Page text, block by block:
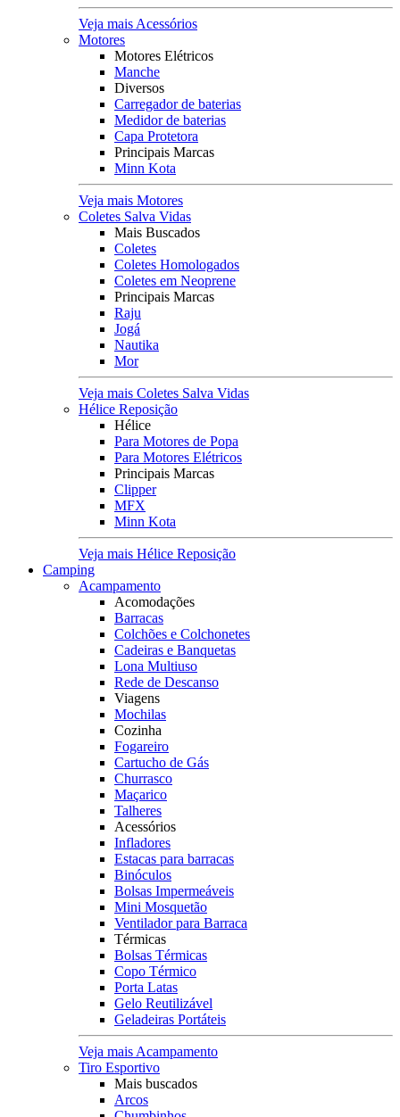
Veja mais Acessórios
Motores
Motores Elétricos
Manche
Diversos
Carregador de baterias
Medidor de baterias
Capa Protetora
Principais Marcas
Minn Kota
Veja mais Motores
Coletes Salva Vidas
Mais Buscados
Coletes
Coletes Homologados
Coletes em Neoprene
Principais Marcas
Raju
Jogá
Nautika
Mor
Veja mais Coletes Salva Vidas
Hélice Reposição
Hélice
Para Motores de Popa
Para Motores Elétricos
Principais Marcas
Clipper
MFX
Minn Kota
Veja mais Hélice Reposição
Camping
Acampamento
Acomodações
Barracas
Colchões e Colchonetes
Cadeiras e Banquetas
Lona Multiuso
Rede de Descanso
Viagens
Mochilas
Cozinha
Fogareiro
Cartucho de Gás
Churrasco
Maçarico
Talheres
Acessórios
Infladores
Estacas para barracas
Binóculos
Bolsas Impermeáveis
Mini Mosquetão
Ventilador para Barraca
Térmicas
Bolsas Térmicas
Copo Térmico
Porta Latas
Gelo Reutilizável
Geladeiras Portáteis
Veja mais Acampamento
Tiro Esportivo
Mais buscados
Arcos